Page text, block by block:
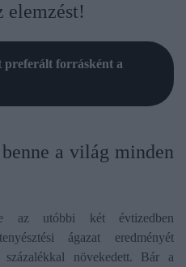
elemzést!
preferált forrásként a
a világ minden
az utóbbi két évtizedben
ágazat eredményét
növekedett. Bár a